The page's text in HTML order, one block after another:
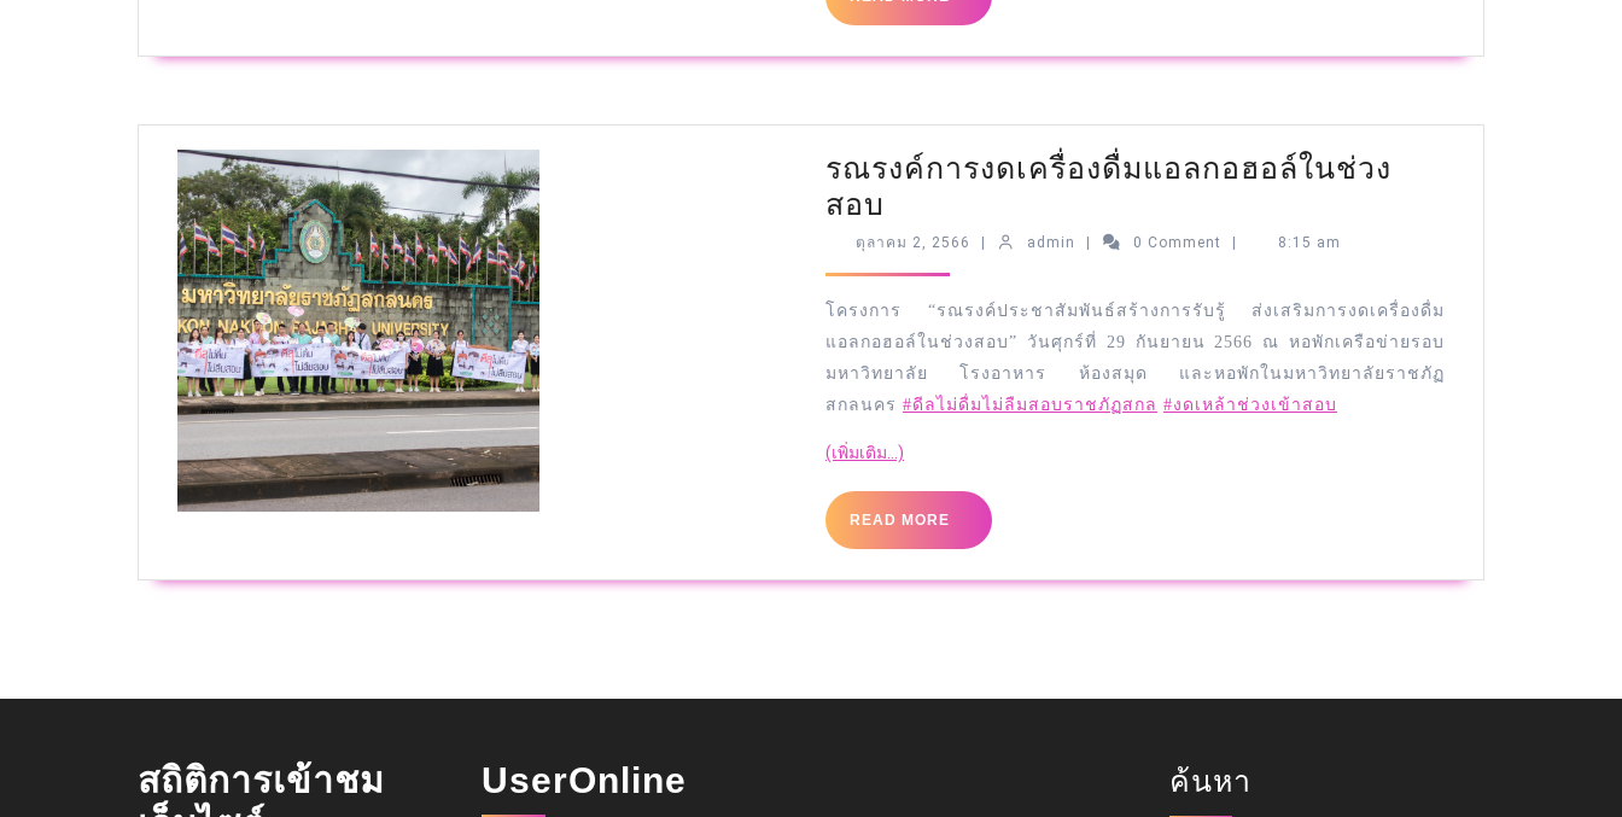
รณรงค์การงดเครื่องดื่มแอลกอฮอล์ในช่วง
สอบ
ตุลาคม 2, 2566 admin 0 Comment 8:15 am
โครงการ “รณรงค์ประชาสัมพันธ์สร้างการรับรู้ ส่งเสริมการงดเครื่องดื่ม
แอลกอฮอล์ในช่วงสอบ” วันศุกร์ที่ 29 กันยายน 2566 ณ หอพักเครือข่ายรอบ
มหาวิทยาลัย โรงอาหาร ห้องสมุด และหอพักในมหาวิทยาลัยราชภัฏ
สกลนคร #ดีลไม่ดื่มไม่ลืมสอบราชภัฏสกล #งดเหล้าช่วงเข้าสอบ
(เพิ่มเติม…)
READ MORE
สถิติการเข้าชม
UserOnline ค้นหา